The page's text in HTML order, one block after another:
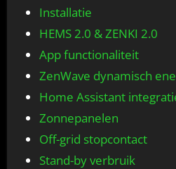
Installatie
HEMS 2.0 & ZENKI 2.0
App functionaliteit
ZenWave dynamisch
Home Assistant
Zonnepanelen
Off-grid stopcontact
Stand-by verbruik